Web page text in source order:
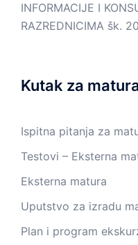
INFORMACIJE I
RAZREDNICIMA šk.
Kutak za
Ispitna pitanja za
Testovi – Eksterna
Eksterna matura
Uputstvo za izradu
Plan i program